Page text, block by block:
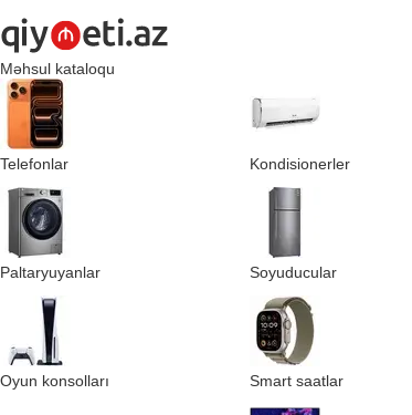
Məhsul kataloqu
Telefonlar Kondisionerler
Paltaryuyanlar Soyuducular
Oyun konsolları Smart saatlar